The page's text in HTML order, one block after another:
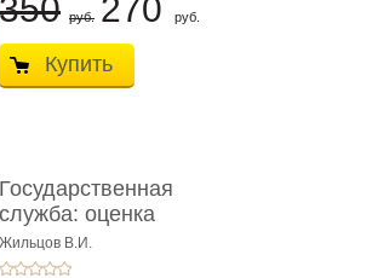
350 руб. 270 руб.
Купить
Государственная
служба: оценка
эффективности ...
Жильцов В.И.